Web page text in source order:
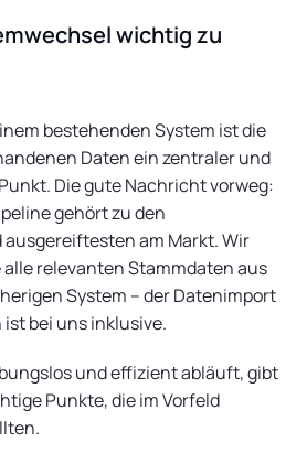
wichtig zu
bestehenden System ist die
Daten ein zentraler und
Die gute Nachricht vorweg:
gehört zu den
am Markt. Wir
relevanten Stammdaten aus
System – der Datenimport
bei uns inklusive.
und effizient abläuft, gibt
Punkte, die im Vorfeld